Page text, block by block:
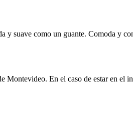
y suave como un guante. Comoda y
Montevideo. En el caso de estar en